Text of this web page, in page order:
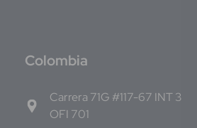
Colombia
Carrera 71G #117-67 INT 3
OFI 701